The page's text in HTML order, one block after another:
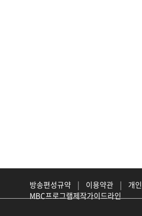
방송편성규약 | 이용약관 | 개
MBC프로그램제작가이드라인